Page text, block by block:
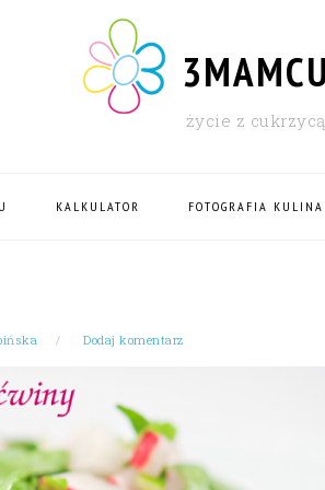
życie z
KALKULATOR FOTOGRAFIA
Dodaj komentarz